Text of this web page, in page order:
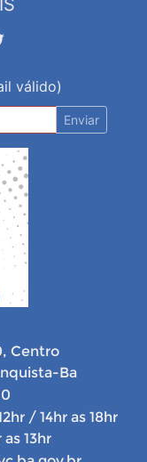
válido)
Enviar
Centro
Ba
/ 14hr as 18hr
13hr